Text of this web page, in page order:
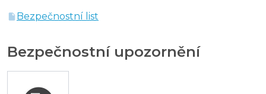
Bezpečnostní list
Bezpečnostní upozornění